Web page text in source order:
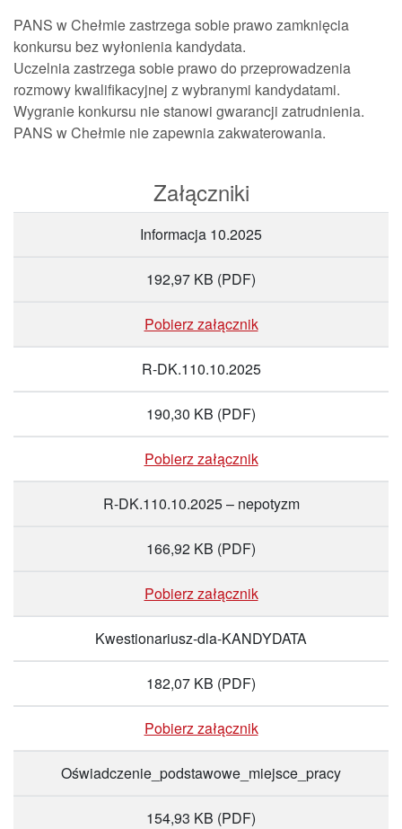
PANS w Chełmie zastrzega sobie prawo zamknięcia
konkursu bez wyłonienia kandydata.
Uczelnia zastrzega sobie prawo do przeprowadzenia
rozmowy kwalifikacyjnej z wybranymi kandydatami.
Wygranie konkursu nie stanowi gwarancji zatrudnienia.
PANS w Chełmie nie zapewnia zakwaterowania.
Załączniki
Informacja 10.2025
192,97 KB (PDF)
Pobierz załącznik
R-DK.110.10.2025
190,30 KB (PDF)
Pobierz załącznik
R-DK.110.10.2025 – nepotyzm
166,92 KB (PDF)
Pobierz załącznik
Kwestionariusz-dla-KANDYDATA
182,07 KB (PDF)
Pobierz załącznik
Oświadczenie_podstawowe_miejsce_pracy
154,93 KB (PDF)